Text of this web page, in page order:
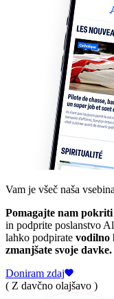
Vam je všeč naša
Pomagajte nam
in podprite poslanstvo
lahko podpirate vodilno
zmanjšate svoje davke.
Doniram zdaj
( Z davčno olajšavo )